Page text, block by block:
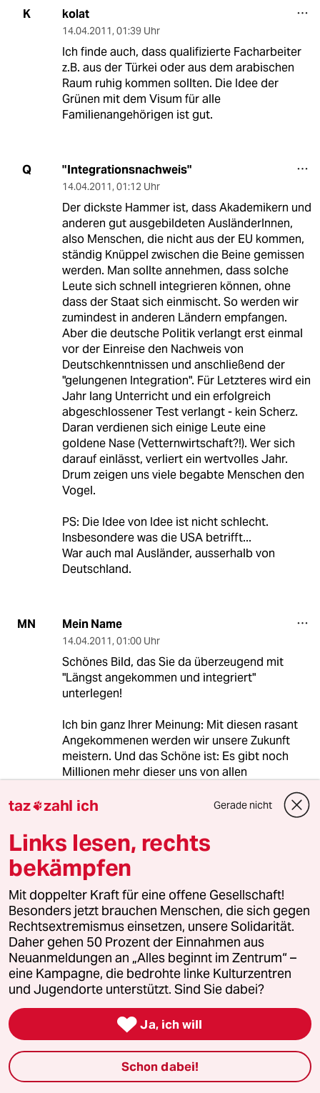
K kolat
14.04.2011, 01:39 Uhr
Ich finde auch, dass qualifizierte Facharbeiter
z.B. aus der Türkei oder aus dem arabischen
Raum ruhig kommen sollten. Die Idee der
Grünen mit dem Visum für alle
Familienangehörigen ist gut.
Q "Integrationsnachweis"
14.04.2011, 01:12 Uhr
Der dickste Hammer ist, dass Akademikern und
anderen gut ausgebildeten AusländerInnen,
also Menschen, die nicht aus der EU kommen,
ständig Knüppel zwischen die Beine gemissen
werden. Man sollte annehmen, dass solche
Leute sich schnell integrieren können, ohne
dass der Staat sich einmischt. So werden wir
zumindest in anderen Ländern empfangen.
Aber die deutsche Politik verlangt erst einmal
vor der Einreise den Nachweis von
Deutschkenntnissen und anschließend der
"gelungenen Integration". Für Letzteres wird ein
Jahr lang Unterricht und ein erfolgreich
abgeschlossener Test verlangt - kein Scherz.
Daran verdienen sich einige Leute eine
goldene Nase (Vetternwirtschaft?!). Wer sich
darauf einlässt, verliert ein wertvolles Jahr.
Drum zeigen uns viele begabte Menschen den
Vogel.
PS: Die Idee von Idee ist nicht schlecht.
Insbesondere was die USA betrifft...
War auch mal Ausländer, ausserhalb von
Deutschland.
MN Mein Name
14.04.2011, 01:00 Uhr
Schönes Bild, das Sie da überzeugend mit
"Längst angekommen und integriert"
unterlegen!
Ich bin ganz Ihrer Meinung: Mit diesen rasant
Angekommenen werden wir unsere Zukunft
meistern. Und das Schöne ist: Es gibt noch
Millionen mehr dieser uns von allen
Hoffnungsträger aus Ostanatolien!
MfG
D DICKEFAXEN
14.04.2011,00:35 Uhr
>Wieso schreit gerade die Wirtschaft nach
neuer Zuwanderung?
Ganz einfach: die einheimischen Akademiker
und ausgebildeten Leute und selbst die
ungebildeten Arbeitslosen sind
überallimentiert. Da ist kein Wille zur Arbeit.
Für einen Job umziehen? Ausgeschlossen! Für
einen Job jeden Tag eine Stunde hin und eine
zurück pendeln? Verstoß gegen die
Menschenwürde! Inklusive Mittagspause mehr
taz zahl ich Gerade nicht
Links lesen, rechts
bekämpfen
Mit doppelter Kraft für eine offene Gesellschaft!
Besonders jetzt brauchen Menschen, die sich gegen
Rechtsextremismus einsetzen, unsere Solidarität.
Daher gehen 50 Prozent der Einnahmen aus
Neuanmeldungen an „Alles beginnt im Zentrum“ –
eine Kampagne, die bedrohte linke Kulturzentren
und Jugendorte unterstützt. Sind Sie dabei?
 Ja, ich will
Schon dabei!